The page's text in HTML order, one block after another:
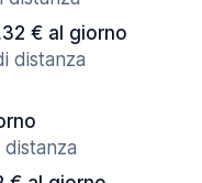
€ al giorno
distanza